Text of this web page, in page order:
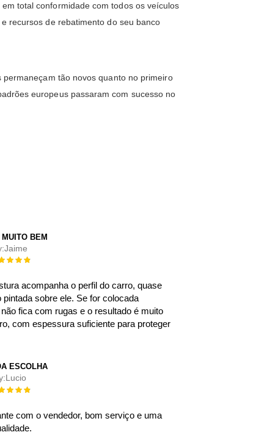
total conformidade com todos os veículos
recursos de rebatimento do seu banco
tão novos quanto no primeiro
europeus passaram com sucesso no
BEM
Jaime
acompanha o perfil do carro, quase
sobre ele. Se for colocada
fica com rugas e o resultado é muito
com espessura suficiente para proteger
ESCOLHA
Lucio
com o vendedor, bom serviço e uma